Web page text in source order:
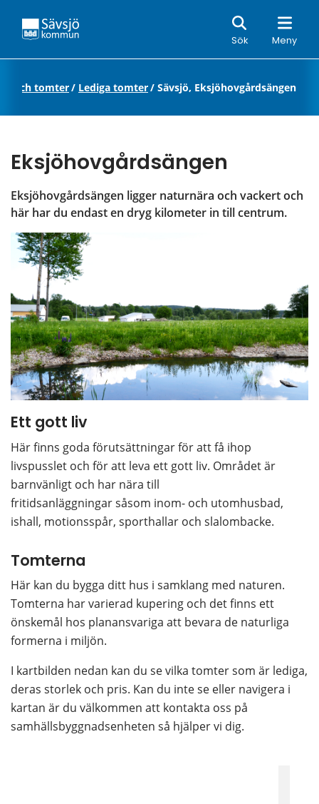
Sök Meny
Sök
och tomter/ Lediga tomter/ Sävsjö, Eksjöhovgårdsängen
Eksjöhovgårdsängen
Eksjöhovgårdsängen ligger naturnära och vackert och
här har du endast en dryg kilometer in till centrum.
Ett gott liv
Här finns goda förutsättningar för att få ihop
livspusslet och för att leva ett gott liv. Området är
barnvänligt och har nära till
fritidsanläggningar såsom inom- och utomhusbad,
ishall, motionsspår, sporthallar och slalombacke.
Tomterna
Här kan du bygga ditt hus i samklang med naturen.
Tomterna har varierad kupering och det finns ett
önskemål hos planansvariga att bevara de naturliga
formerna i miljön.
I kartbilden nedan kan du se vilka tomter som är lediga,
deras storlek och pris. Kan du inte se eller navigera i
kartan är du välkommen att kontakta oss på
samhällsbyggnadsenheten så hjälper vi dig.